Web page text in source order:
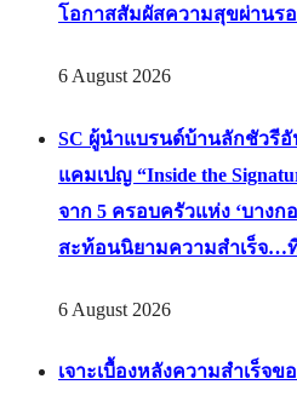
โอกาสสัมผัสความสุขผ่านร
6 August 2026
SC ผู้นำแบรนด์บ้านลักชัวรีอั
แคมเปญ “Inside the
จาก 5 ครอบครัวแห่ง ‘บางก
สะท้อนนิยามความสำเร็จ…
6 August 2026
เจาะเบื้องหลังความสำเร็จข